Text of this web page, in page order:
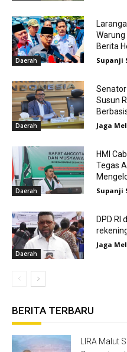
Daerah
Warung
Berita
Supanji
Daerah
Susun
Jaga
Daerah
HMI
Tegas
Supanji
Daerah
DPD RI
Jaga
BERITA TERBARU
LIRA Malut